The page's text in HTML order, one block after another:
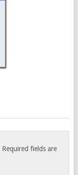
Required fields are